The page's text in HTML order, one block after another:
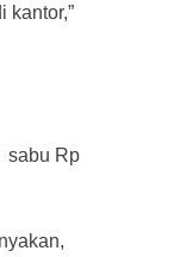
kantor,”
sabu Rp